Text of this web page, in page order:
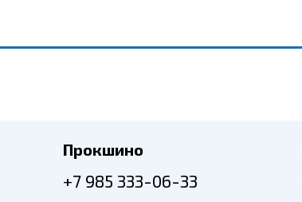
Прокшино
+7 985 333-06-33